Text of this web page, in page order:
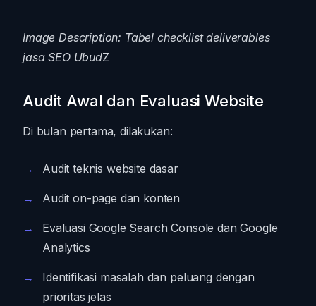
Image Description: Tabel checklist deliverables
jasa SEO UbudZ
Audit Awal dan Evaluasi Website
Di bulan pertama, dilakukan:
Audit teknis website dasar
Audit on-page dan konten
Evaluasi Google Search Console dan Google
Analytics
Identifikasi masalah dan peluang dengan
prioritas jelas